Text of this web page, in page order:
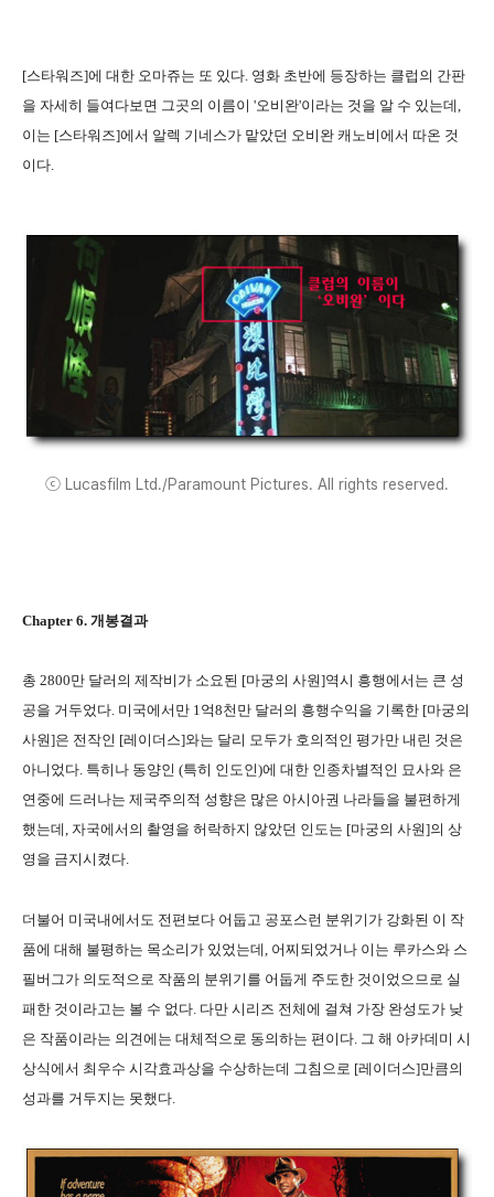
[스타워즈]에 대한 오마쥬는 또 있다. 영화 초반에 등장하는 클럽의 간판
을 자세히 들여다보면 그곳의 이름이 '오비완'이라는 것을 알 수 있는데,
이는 [스타워즈]에서 알렉 기네스가 맡았던 오비완 캐노비에서 따온 것
이다.
ⓒ Lucasfilm Ltd./Paramount Pictures. All rights reserved.
Chapter 6. 개봉결과
총 2800만 달러의 제작비가 소요된 [마궁의 사원]역시 흥행에서는 큰 성
공을 거두었다. 미국에서만 1억8천만 달러의 흥행수익을 기록한 [마궁의
사원]은 전작인 [레이더스]와는 달리 모두가 호의적인 평가만 내린 것은
아니었다. 특히나 동양인 (특히 인도인)에 대한 인종차별적인 묘사와 은
연중에 드러나는 제국주의적 성향은 많은 아시아권 나라들을 불편하게
했는데, 자국에서의 촬영을 허락하지 않았던 인도는 [마궁의 사원]의 상
영을 금지시켰다.
더불어 미국내에서도 전편보다 어둡고 공포스런 분위기가 강화된 이 작
품에 대해 불평하는 목소리가 있었는데, 어찌되었거나 이는 루카스와 스
필버그가 의도적으로 작품의 분위기를 어둡게 주도한 것이었으므로 실
패한 것이라고는 볼 수 없다. 다만 시리즈 전체에 걸쳐 가장 완성도가 낮
은 작품이라는 의견에는 대체적으로 동의하는 편이다. 그 해 아카데미 시
상식에서 최우수 시각효과상을 수상하는데 그침으로 [레이더스]만큼의
성과를 거두지는 못했다.